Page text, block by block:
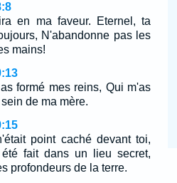
en ma faveur. Eternel, ta
N'abandonne pas les
mains!
formé mes reins, Qui m'as
de ma mère.
point caché devant toi,
fait dans un lieu secret,
profondeurs de la terre.